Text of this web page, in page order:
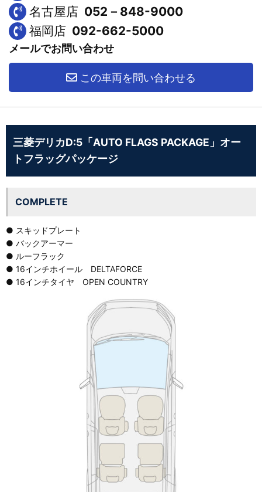
名古屋店 052－848-9000
福岡店 092-662-5000
メールでお問い合わせ
この車両を問い合わせる
三菱デリカD:5「AUTO FLAGS PACKAGE」オー
トフラッグパッケージ
COMPLETE
● スキッドプレート
● バックアーマー
● ルーフラック
● 16インチホイール DELTAFORCE
● 16インチタイヤ OPEN COUNTRY